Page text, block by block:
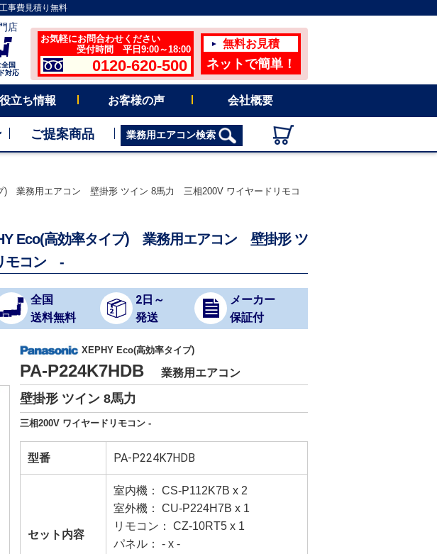
事費見積り無料
店
国
対応
お気軽にお問合わせください
受付時間 平日9:00～18:00
0120-620-500
無料お見積
ネットで簡単！
立ち情報 お客様の声 会社概要
ご提案商品 業務用エアコン検索
業務用エアコン 壁掛形 ツイン 8馬力 三相200V ワイヤードリモコ
Eco(高効率タイプ) 業務用エアコン 壁掛形 ツ
モコン -
全国
送料無料
2日～
発送
メーカー
保証付
XEPHY Eco(高効率タイプ)
PA-P224K7HDB 業務用エアコン
壁掛形 ツイン 8馬力
三相200V ワイヤードリモコン -
型番 PA-P224K7HDB
セット内容
室内機： CS-P112K7B x 2
室外機： CU-P224H7B x 1
リモコン： CZ-10RT5 x 1
パネル： - x -